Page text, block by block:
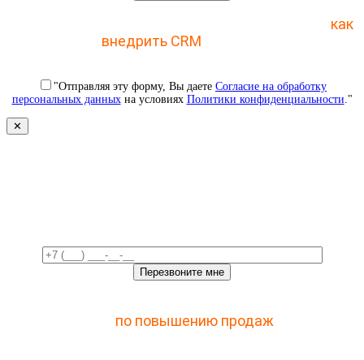
как
внедрить CRM
"Отправляя эту форму, Вы даете Согласие на обработку
персональных данныхна условиях Политики конфиденциальности."
✕
по повышению продаж